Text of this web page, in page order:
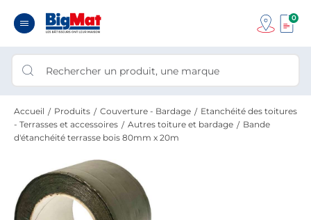
0
Accueil Produits Couverture - Bardage
Etanchéité des toitures
- Terrasses et accessoires
Autres toiture et bardage
Bande
d'étanchéité terrasse bois 80mm x 20m